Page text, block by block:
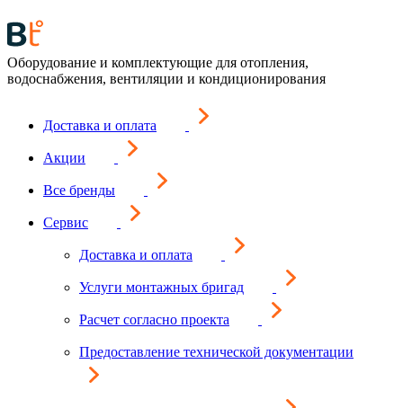
Оборудование и комплектующие для отопления,
водоснабжения, вентиляции и кондиционирования
Доставка и оплата
Акции
Все бренды
Сервис
Доставка и оплата
Услуги монтажных бригад
Расчет согласно проекта
Предоставление технической документации